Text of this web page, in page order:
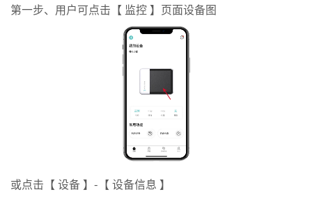
第一步、用户可点击【 监控 】页面设备图
或点击【 设备 】-【 设备信息 】